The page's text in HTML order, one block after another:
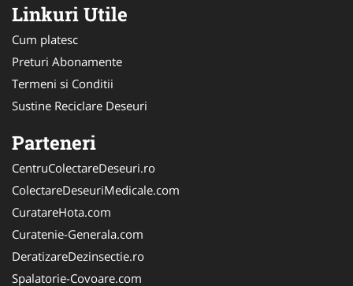
Linkuri Utile
Cum platesc
Preturi Abonamente
Termeni si Conditii
Sustine Reciclare Deseuri
Parteneri
CentruColectareDeseuri.ro
ColectareDeseuriMedicale.com
CuratareHota.com
Curatenie-Generala.com
DeratizareDezinsectie.ro
Spalatorie-Covoare.com